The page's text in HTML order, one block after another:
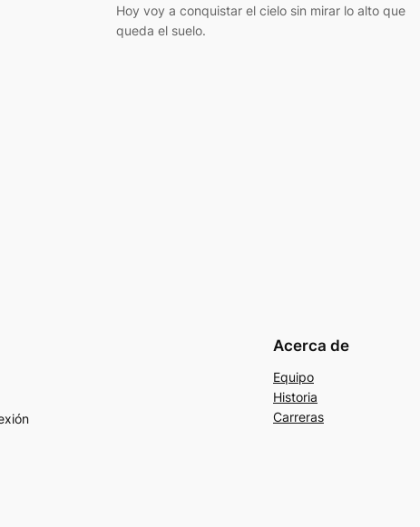
Hoy voy a conquistar el cielo sin mirar lo alto que
queda el suelo.
Acerca de
Equipo
Historia
Carreras